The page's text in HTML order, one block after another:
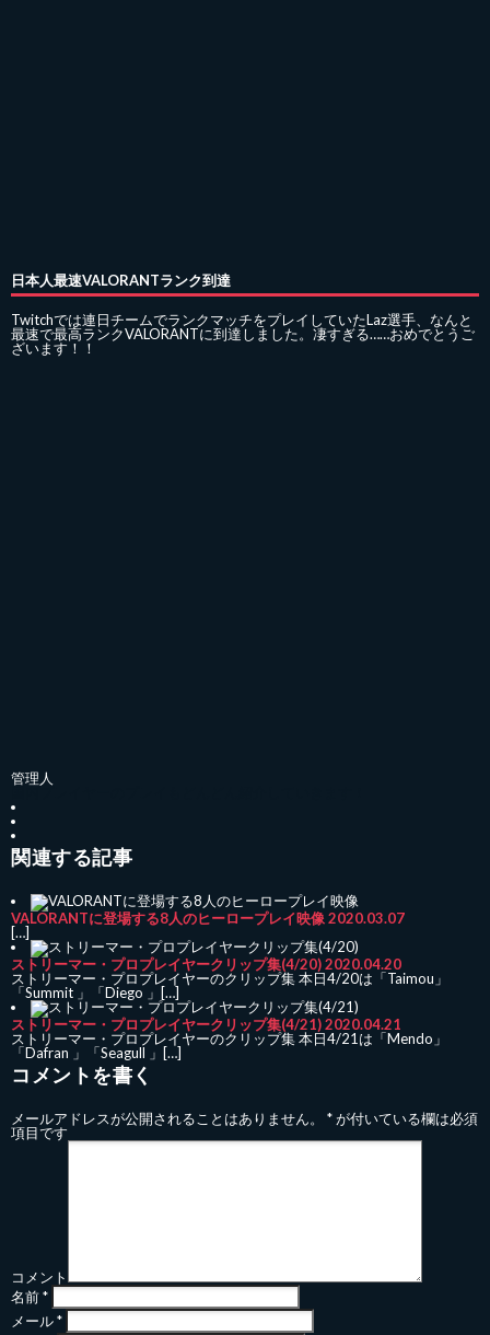
日本人最速VALORANTランク到達
Twitchでは連日チームでランクマッチをプレイしていたLaz選手、なんと
最速で最高ランクVALORANTに到達しました。凄すぎる……おめでとうご
ざいます！！
関連する記事
VALORANTに登場する8人のヒーロープレイ映像 2020.03.07
[…]
ストリーマー・プロプレイヤークリップ集(4/20)2020.04.20
ストリーマー・プロプレイヤーのクリップ集 本日4/20は「Taimou」
「Summit 」「Diego 」[…]
ストリーマー・プロプレイヤークリップ集(4/21)2020.04.21
ストリーマー・プロプレイヤーのクリップ集 本日4/21は「Mendo」
「Dafran 」「Seagull 」[…]
コメントを書く
メールアドレスが公開されることはありません。 *が付いている欄は必須
項目です
コメント
名前*
メール*